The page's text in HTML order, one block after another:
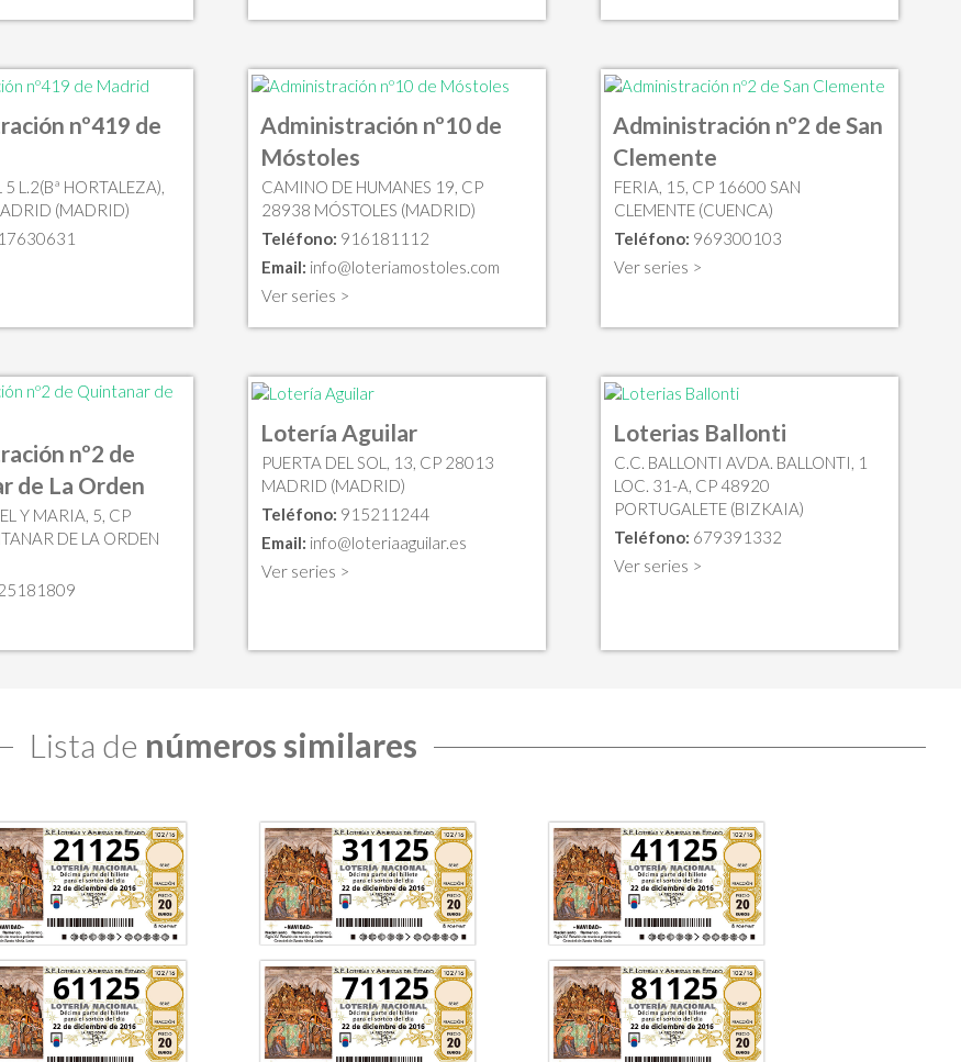
nº419 de
L.2(Bª HORTALEZA),
(MADRID)
Administración nº10 de
Móstoles
CAMINO DE HUMANES 19, CP
28938 MÓSTOLES (MADRID)
Teléfono: 916181112
Email: info@loteriamostoles.com
Ver series >
Administración nº2 de San
Clemente
FERIA, 15, CP 16600 SAN
CLEMENTE (CUENCA)
Teléfono: 969300103
Ver series >
nº2 de
de La Orden
Y MARIA, 5, CP
DE LA ORDEN
Lotería Aguilar
PUERTA DEL SOL, 13, CP 28013
MADRID (MADRID)
Teléfono: 915211244
Email: info@loteriaaguilar.es
Ver series >
Loterias Ballonti
C.C. BALLONTI AVDA. BALLONTI, 1
LOC. 31-A, CP 48920
PORTUGALETE (BIZKAIA)
Teléfono: 679391332
Ver series >
Lista de números similares
21125 31125 41125
61125 71125 81125